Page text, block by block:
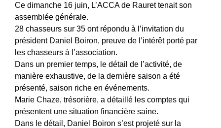
Ce dimanche 16 juin, L’ACCA de Rauret tenait son
assemblée générale.
28 chasseurs sur 35 ont répondu à l’invitation du
président Daniel Boiron, preuve de l’intérêt porté par
les chasseurs à l’association.
Dans un premier temps, le détail de l’activité, de
manière exhaustive, de la dernière saison a été
présenté, saison riche en événements.
Marie Chaze, trésorière, a détaillé les comptes qui
présentent une situation financière saine.
Dans le détail, Daniel Boiron s’est projeté sur la